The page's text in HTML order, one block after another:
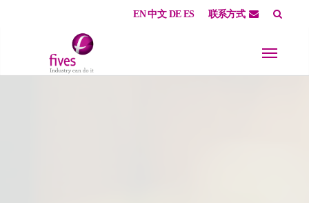
EN 中文 DE ES 联系方式